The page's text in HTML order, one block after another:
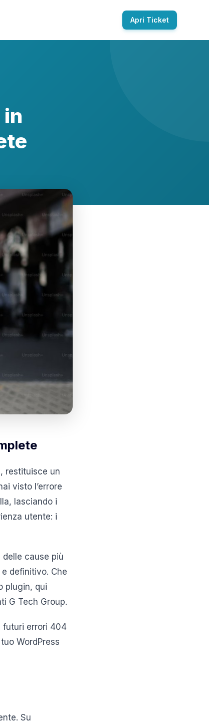
Apri Ticket
in
restituisce un
visto l’errore
lasciando i
utente: i
delle cause più
definitivo. Che
plugin, qui
G Tech Group.
futuri errori 404
WordPress
Su